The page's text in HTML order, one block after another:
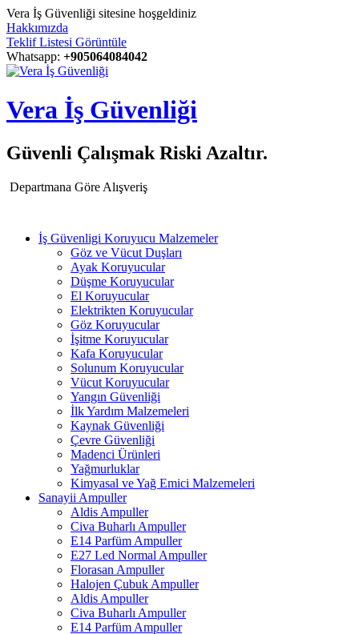
Vera İş Güvenliği sitesine hoşgeldiniz
Hakkımızda
Teklif Listesi Görüntüle
Whatsapp: +905064084042
Vera İş Güvenliği
Güvenli Çalışmak Riski Azaltır.
Departmana Göre Alışveriş
İş Güvenligi Koruyucu Malzemeler
Göz ve Vücut Duşları
Ayak Koruyucular
Düşme Koruyucular
El Koruyucular
Elektrikten Koruyucular
Göz Koruyucular
İşitme Koruyucular
Kafa Koruyucular
Solunum Koruyucular
Vücut Koruyucular
Yangın Güvenliği
İlk Yardım Malzemeleri
Kaynak Güvenliği
Çevre Güvenliği
Madenci Ürünleri
Yağmurluklar
Kimyasal ve Yağ Emici Malzemeleri
Sanayii Ampuller
Aldis Ampuller
Civa Buharlı Ampuller
E14 Parfüm Ampuller
E27 Led Normal Ampuller
Florasan Ampuller
Halojen Çubuk Ampuller
Aldis Ampuller
Civa Buharlı Ampuller
E14 Parfüm Ampuller